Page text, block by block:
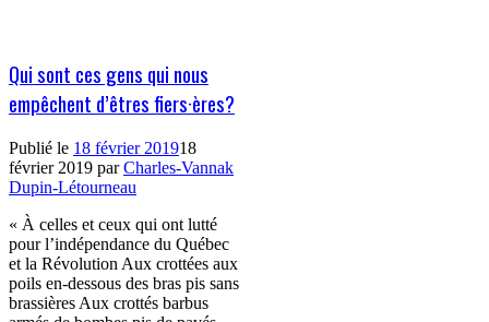
Qui sont ces gens qui nous
empêchent d’êtres fiers·ères?
Publié le 18 février 201918
février 2019 parCharles-Vannak
Dupin-Létourneau
« À celles et ceux qui ont lutté
pour l’indépendance du Québec
et la Révolution Aux crottées aux
poils en-dessous des bras pis sans
brassières Aux crottés barbus